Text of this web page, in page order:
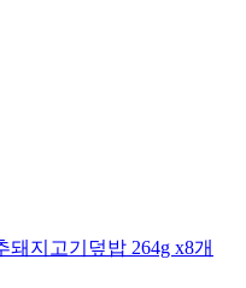
돼지고기덮밥 264g x8개